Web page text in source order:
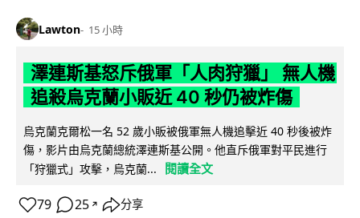
Lawton 15 小時
澤連斯基怒斥俄軍「人肉狩獵」 無人機
追殺烏克蘭小販近 40 秒仍被炸傷
烏克蘭克爾松一名 52 歲小販被俄軍無人機追擊近 40 秒後被炸
傷，影片由烏克蘭總統澤連斯基公開。他直斥俄軍對平民進行
「狩獵式」攻擊，烏克蘭...
閱讀全文
79 25 ↗ 分享